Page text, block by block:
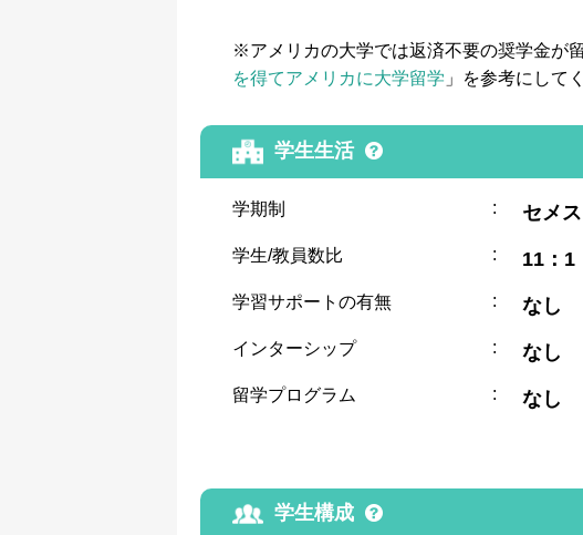
※アメリカの大学では返済不要の奨学金が
を得てアメリカに大学留学 」を参考にして
学生生活
学期制 : セメ
学生/教員数比 : 11：1
学習サポートの有無 : なし
インターシップ : なし
留学プログラム : なし
学生構成